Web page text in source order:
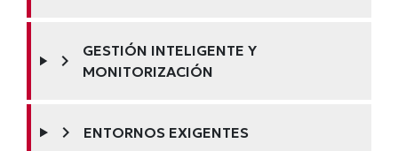
chevron_right
GESTIÓN INTELIGENTE Y
MONITORIZACIÓN
chevron_right ENTORNOS EXIGENTES